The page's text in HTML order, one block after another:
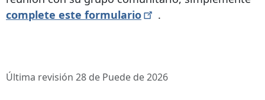
complete este formulario .
Última revisión 28 de Puede de 2026